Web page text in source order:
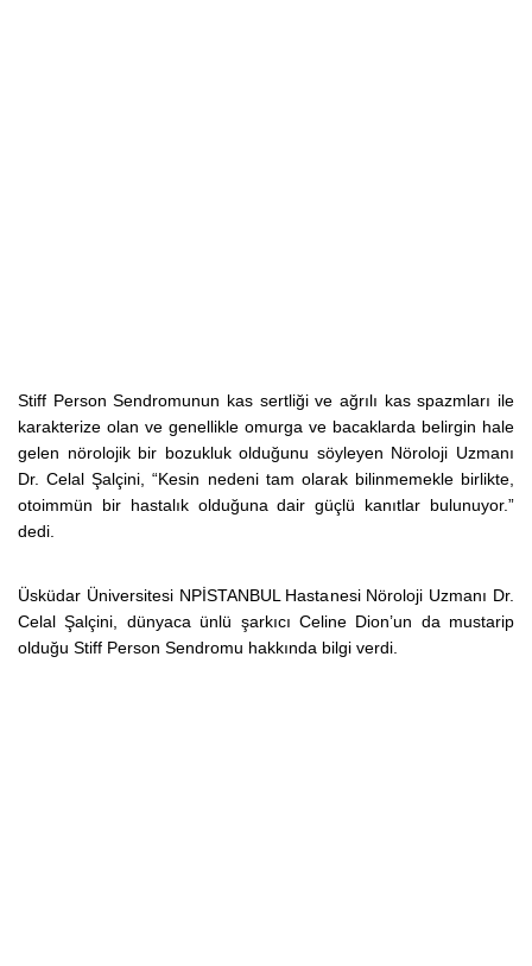
Stiff Person Sendromunun kas sertliği ve ağrılı kas spazmları ile
karakterize olan ve genellikle omurga ve bacaklarda belirgin hale
gelen nörolojik bir bozukluk olduğunu söyleyen Nöroloji Uzmanı
Dr. Celal Şalçini, “Kesin nedeni tam olarak bilinmemekle birlikte,
otoimmün bir hastalık olduğuna dair güçlü kanıtlar bulunuyor.”
dedi.
Üsküdar Üniversitesi NPİSTANBUL Hastanesi Nöroloji Uzmanı Dr.
Celal Şalçini, dünyaca ünlü şarkıcı Celine Dion’un da mustarip
olduğu Stiff Person Sendromu hakkında bilgi verdi.